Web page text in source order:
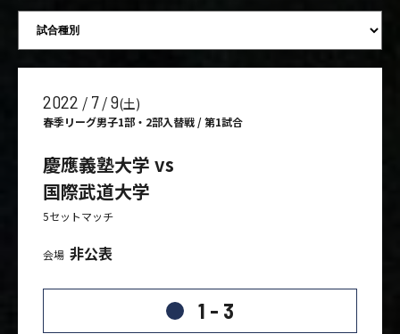
2022 / 7/9(土)
春季リーグ男子1部・2部入替戦 / 第1試合
慶應義塾大学 vs
国際武道大学
5セットマッチ
会場 非公表
1 - 3